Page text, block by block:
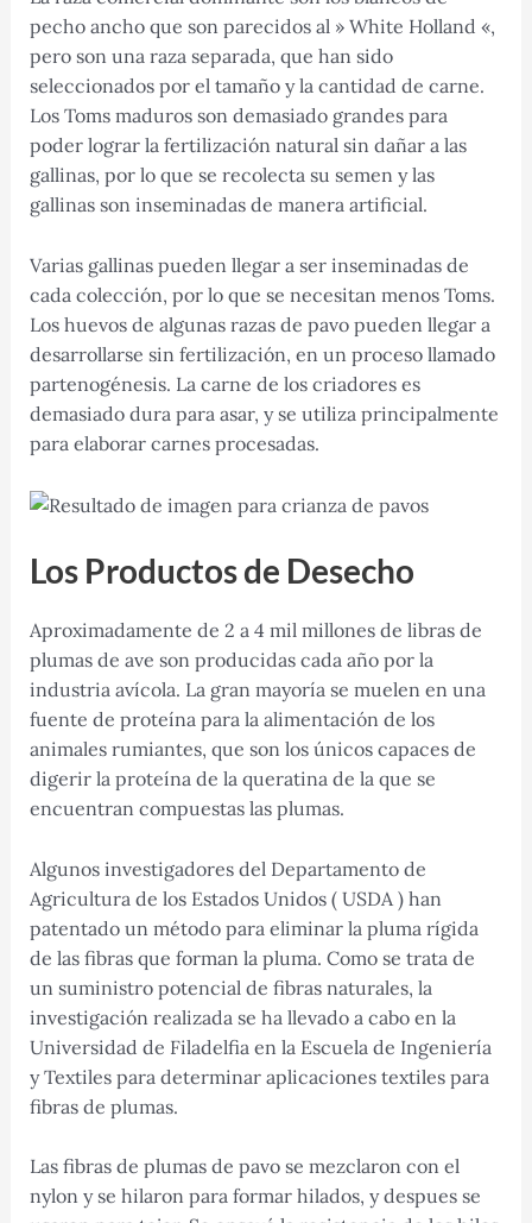
pecho ancho que son parecidos al » White Holland «,
pero son una raza separada, que han sido
seleccionados por el tamaño y la cantidad de carne.
Los Toms maduros son demasiado grandes para
poder lograr la fertilización natural sin dañar a las
gallinas, por lo que se recolecta su semen y las
gallinas son inseminadas de manera artificial.
Varias gallinas pueden llegar a ser inseminadas de
cada colección, por lo que se necesitan menos Toms.
Los huevos de algunas razas de pavo pueden llegar a
desarrollarse sin fertilización, en un proceso llamado
partenogénesis. La carne de los criadores es
demasiado dura para asar, y se utiliza principalmente
para elaborar carnes procesadas.
Los Productos de Desecho
Aproximadamente de 2 a 4 mil millones de libras de
plumas de ave son producidas cada año por la
industria avícola. La gran mayoría se muelen en una
fuente de proteína para la alimentación de los
animales rumiantes, que son los únicos capaces de
digerir la proteína de la queratina de la que se
encuentran compuestas las plumas.
Algunos investigadores del Departamento de
Agricultura de los Estados Unidos ( USDA ) han
patentado un método para eliminar la pluma rígida
de las fibras que forman la pluma. Como se trata de
un suministro potencial de fibras naturales, la
investigación realizada se ha llevado a cabo en la
Universidad de Filadelfia en la Escuela de Ingeniería
y Textiles para determinar aplicaciones textiles para
fibras de plumas.
Las fibras de plumas de pavo se mezclaron con el
nylon y se hilaron para formar hilados, y despues se